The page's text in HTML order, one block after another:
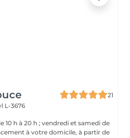
21
L-3676
et samedi de
à votre domicile, à partir de